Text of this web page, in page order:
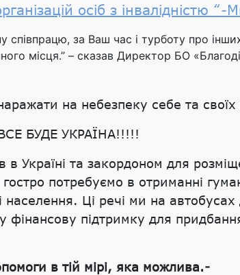
осіб з інвалідністю
співпрацю, за Ваш час і турботу про
місця.” – сказав Директор БО
на небезпеку себе та своїх
БУДЕ УКРАЇНА!!!!!
в Україні та закордоном для
потребуємо в отриманні
Ці речі ми на
підтримку для
в тій мірі, яка можлива.-